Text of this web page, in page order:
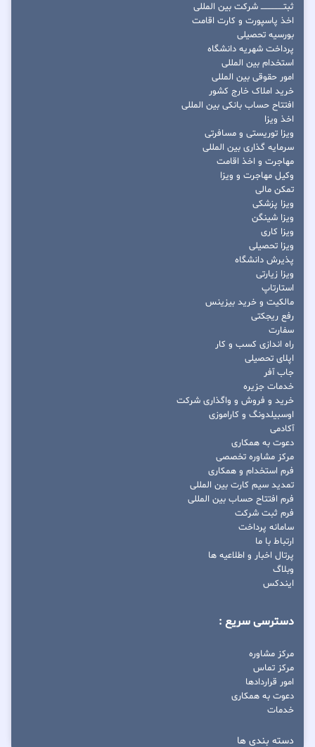
ثبتــــــــــــــــ شرکت بین المللی
اخذ پاسپورت و کارت اقامت
بورسیه تحصیلی
پرداخت شهریه دانشگاه
استخدام بین المللی
امور حقوقی بین المللی
خرید املاک خارج کشور
افتتاح حساب بانکی بین المللی
اخذ ویزا
ویزا توریستی و مسافرتی
سرمایه گذاری بین المللی
مهاجرت و اخذ اقامت
وکیل مهاجرت و ویزا
تمکن مالی
ویزا پزشکی
ویزا شینگن
ویزا کاری
ویزا تحصیلی
پذیرش دانشگاه
ویزا زیارتی
استارتاپ
مالکیت و خرید بیزینس
رفع ریجکتی
سفارت
راه اندازی کسب و کار
اپلای تحصیلی
جاب آفر
خدمات جزیره
خرید و فروش و واگذاری شرکت
اوسبیلدونگ و کاراموزی
آکادمی
دعوت به همکاری
مرکز مشاوره تخصصی
فرم استخدام و همکاری
تمدید سیم کارت بین المللی
فرم افتتاح حساب بین المللی
فرم ثبت شرکت
سامانه پرداخت
ارتباط با ما
پرتال اخبار و اطلاعیه ها
وبلاگ
ایندکس
دسترسی سریع :
مرکز مشاوره
مرکز تماس
امور قراردادها
دعوت به همکاری
خدمات
دسته بندی ها